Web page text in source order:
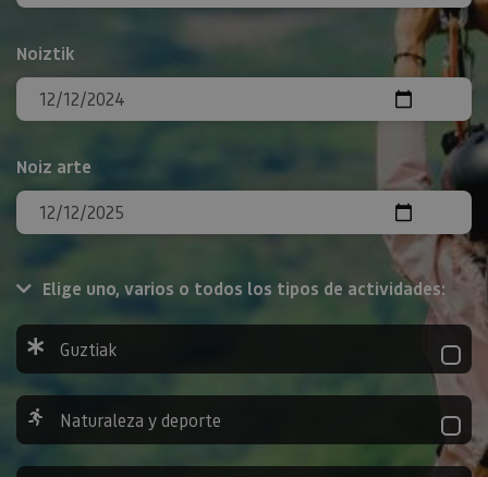
Noiztik
Noiz arte
Elige uno, varios o todos los tipos de actividades:
Guztiak
Naturaleza y deporte